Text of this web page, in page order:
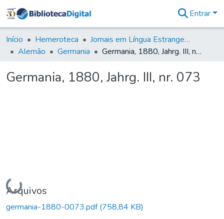
&
Coleções
Tudo na
Digital
Entrar
Início Hemeroteca
Jornais em Língua Estrangeira
Alemão
Germania Germania, 1880, Jahrg. III, nr. 073
Germania, 1880, Jahrg. III, nr. 073
Carregando...
Arquivos
germania-1880-0073.pdf(758,84 KB)